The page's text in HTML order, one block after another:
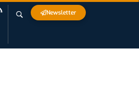
Newsletter